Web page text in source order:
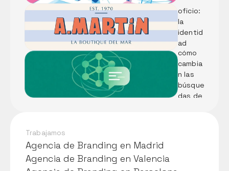
perder
el alma
oficio:
la
identid
ad
visual
de
Pescad
ería A.
Martín
LLMs:
Qué
son y
cómo
cambia
n las
búsque
das de
Trabajamos
Agencia de Branding en Madrid
Agencia de Branding en Madrid
Agencia de Branding en Valencia